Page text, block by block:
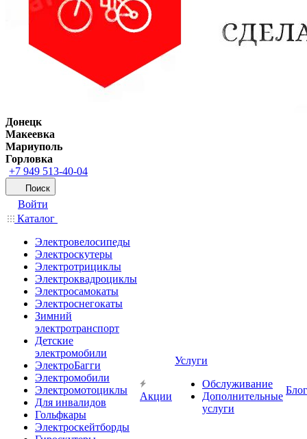
Донецк
Макеевка
Мариуполь
Горловка
+7 949 513-40-04
Поиск
Войти
Каталог
Электровелосипеды
Электроскутеры
Электротрициклы
Электроквадроциклы
Электросамокаты
Электроснегокаты
Зимний
электротранспорт
Детские
электромобили
ЭлектроБагги
Электромобили
Электромотоциклы
Для инвалидов
Гольфкары
Электроскейтборды
Акции
Услуги
Обслуживание
Дополнительные
услуги
Блог